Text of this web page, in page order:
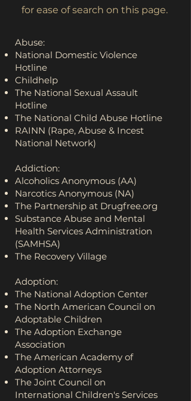
for ease of search on this page.
Abuse:
National Domestic Violence
Hotline
Childhelp
The National Sexual Assault
Hotline
The National Child Abuse Hotline
RAINN (Rape, Abuse & Incest
National Network)
Addiction:
Alcoholics Anonymous (AA)
Narcotics Anonymous (NA)
The Partnership at Drugfree.org
Substance Abuse and Mental
Health Services Administration
(SAMHSA)
The Recovery Village
Adoption:
The National Adoption Center
The North American Council on
Adoptable Children
The Adoption Exchange
Association
The American Academy of
Adoption Attorneys
The Joint Council on
International Children's Services